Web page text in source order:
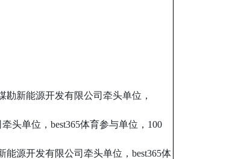
新能源开发有限公司牵头单位，
头单位，best365体育参与单位，100
源开发有限公司牵头单位，best365体